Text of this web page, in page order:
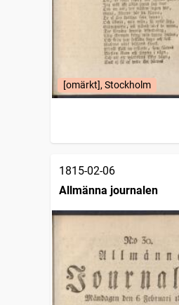
[omärkt], Stockholm
1815-02-06
Allmänna journalen